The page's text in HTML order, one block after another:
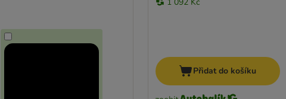
Přidat do košíku